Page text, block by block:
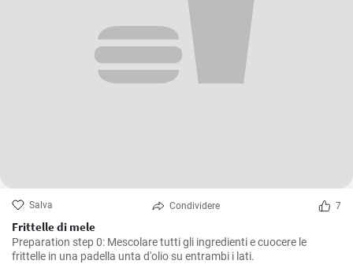
Salva Condividere 7
Frittelle di mele
Preparation step 0: Mescolare tutti gli ingredienti e cuocere le
frittelle in una padella unta d'olio su entrambi i lati.